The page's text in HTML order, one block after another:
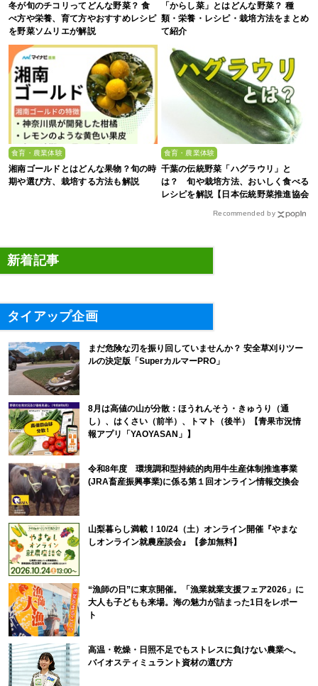
冬が旬のチコリってどんな野菜？ 食
べ方や栄養、育て方やおすすめレシピ
を野菜ソムリエが解説
「からし菜」とはどんな野菜？ 種
類・栄養・レシピ・栽培方法をまとめ
て紹介
食育・農業体験
湘南ゴールドとはどんな果物？旬の時
期や選び方、栽培する方法も解説
食育・農業体験
千葉の伝統野菜「ハグラウリ」と
は？ 旬や栽培方法、おいしく食べる
レシピを解説【日本伝統野菜推進協会
Recommended by
新着記事
タイアップ企画
まだ危険な刃を振り回していませんか？ 安全草刈りツー
ルの決定版「SuperカルマーPRO」
8月は高値の山が分散：ほうれんそう・きゅうり（通
し）、はくさい（前半）、トマト（後半）【青果市況情
報アプリ「YAOYASAN」】
令和8年度 環境調和型持続的肉用牛生産体制推進事業
(JRA畜産振興事業)に係る第１回オンライン情報交換会
山梨暮らし満載！10/24（土）オンライン開催『やまな
しオンライン就農座談会』【参加無料】
“漁師の日”に東京開催。「漁業就業支援フェア2026」に
大人も子どもも来場。海の魅力が詰まった1日をレポー
ト
高温・乾燥・日照不足でもストレスに負けない農業へ。
バイオスティミュラント資材の選び方